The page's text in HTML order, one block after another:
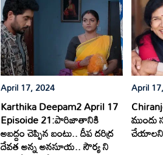
April 17, 2024
Karthika Deepam2 April 17
Episoide 21:పారిజాతానికి
అబద్దం చెప్పిన బంటు.. దీప దరిద్ర
దేవత అన్న అనసూయ.. సౌర్య ని
April
ముందు
చేయాలని